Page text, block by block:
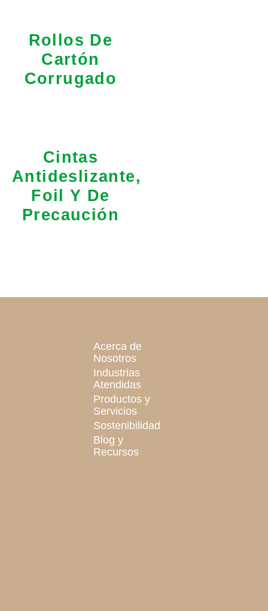
Rollos De
Cartón
Corrugado
Cintas
Antideslizante,
Foil Y De
Precaución
Acerca de
Nosotros
Industrias
Atendidas
Productos y
Servicios
Sostenibilidad
Blog y
Recursos